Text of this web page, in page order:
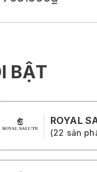
BẬT
ROYAL
(22 sản